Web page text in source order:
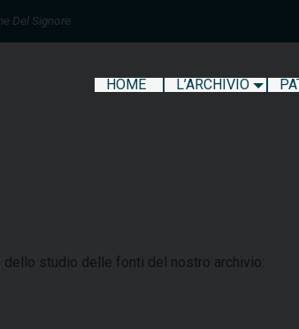
Del Signore
HOME L’ARCHIVIO
studio delle fonti del nostro archivio: